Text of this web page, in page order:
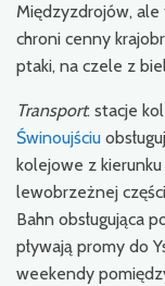
Międzyzdrojów, ale
chroni cenny
ptaki, na czele z
Transport: stacje
Świnoujściu
kolejowe z
lewobrzeżnej
Bahn obsługująca
pływają promy do
weekendy